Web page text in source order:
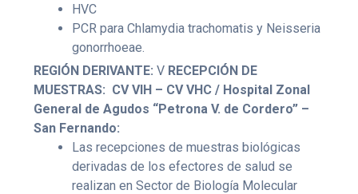
HVC
PCR para Chlamydia trachomatis y Neisseria
gonorrhoeae.
REGIÓN DERIVANTE: V RECEPCIÓN DE
MUESTRAS: CV VIH – CV VHC / Hospital Zonal
General de Agudos “Petrona V. de Cordero” –
San Fernando:
Las recepciones de muestras biológicas
derivadas de los efectores de salud se
realizan en Sector de Biología Molecular